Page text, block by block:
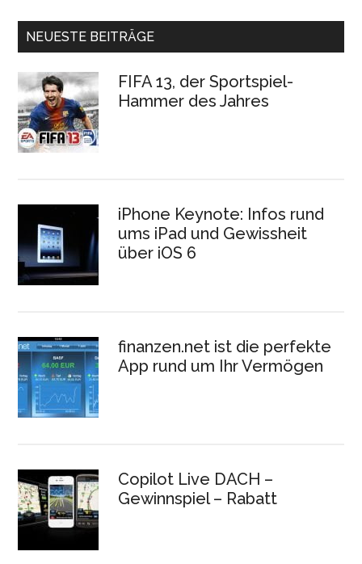
NEUESTE BEITRÄGE
FIFA 13, der Sportspiel-
Hammer des Jahres
iPhone Keynote: Infos rund
ums iPad und Gewissheit
über iOS 6
finanzen.net ist die perfekte
App rund um Ihr Vermögen
Copilot Live DACH –
Gewinnspiel – Rabatt